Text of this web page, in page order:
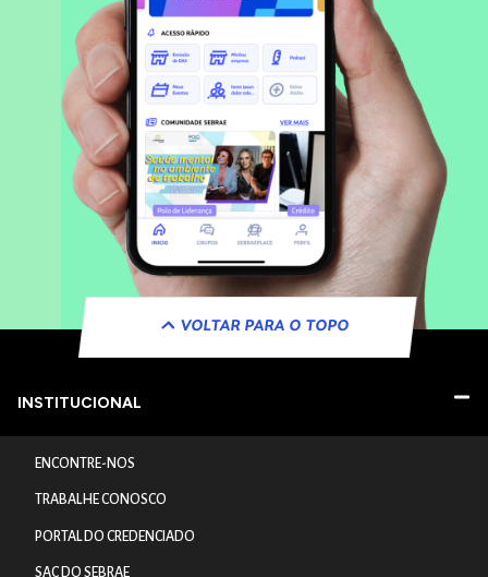
VOLTAR PARA O TOPO
INSTITUCIONAL
ENCONTRE-NOS
TRABALHE CONOSCO
PORTAL DO CREDENCIADO
SAC DO SEBRAE